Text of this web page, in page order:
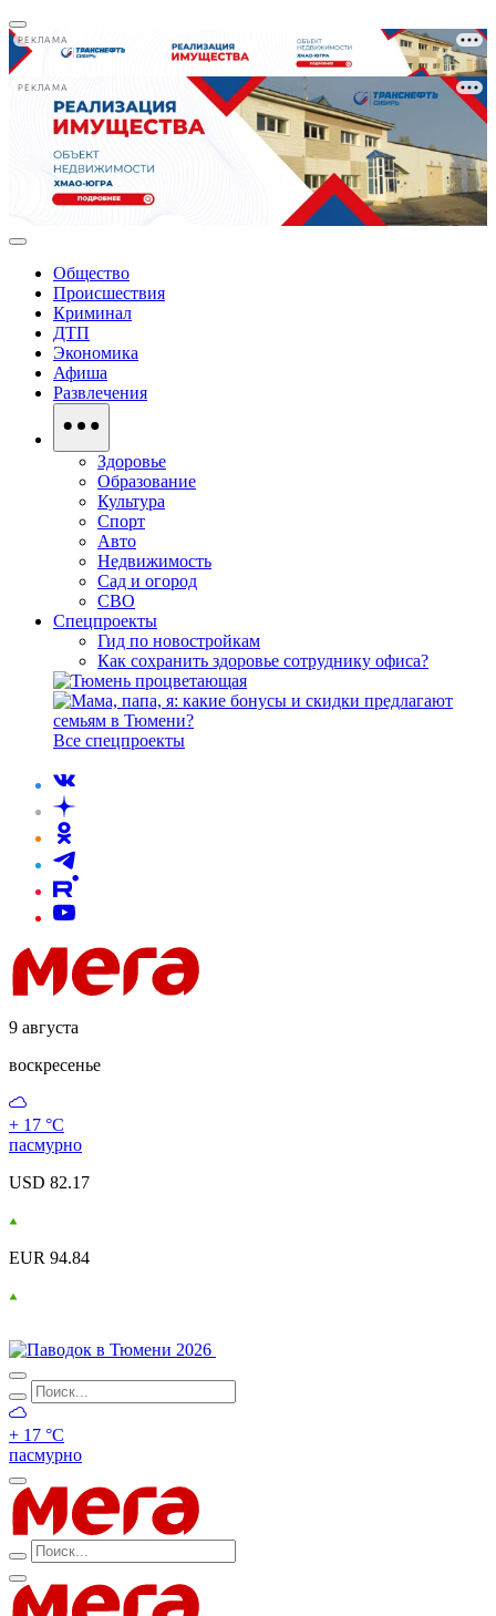
РЕКЛАМА
РЕКЛАМА
Общество
Происшествия
Криминал
ДТП
Экономика
Афиша
Развлечения
Здоровье
Образование
Культура
Спорт
Авто
Недвижимость
Сад и огород
СВО
Спецпроекты
Гид по новостройкам
Как сохранить здоровье сотруднику офиса?
Все спецпроекты
9 августа
воскресенье
+ 17 °С
пасмурно
USD 82.17
EUR 94.84
+ 17 °С
пасмурно